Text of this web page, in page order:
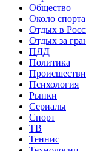
Общество
Около спорта
Отдых в
Отдых за
ПДД
Политика
Психология
Рынки
Сериалы
Спорт
ТВ
Теннис